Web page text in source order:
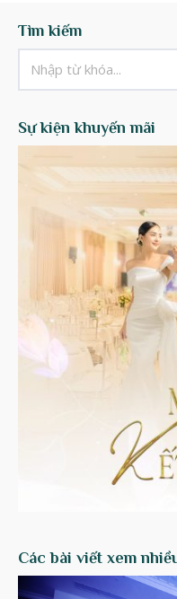
Tìm kiếm
Sự kiện khuyến mãi
Các bài viết xem